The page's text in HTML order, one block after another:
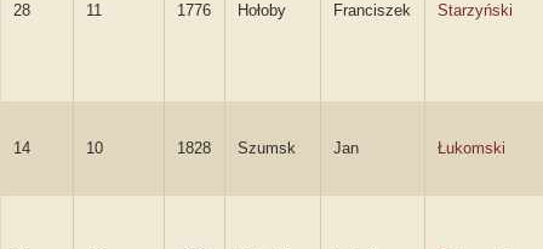
28 11 1776 Hołoby Franciszek Starzyński
14 10 1828 Szumsk Jan Łukomski